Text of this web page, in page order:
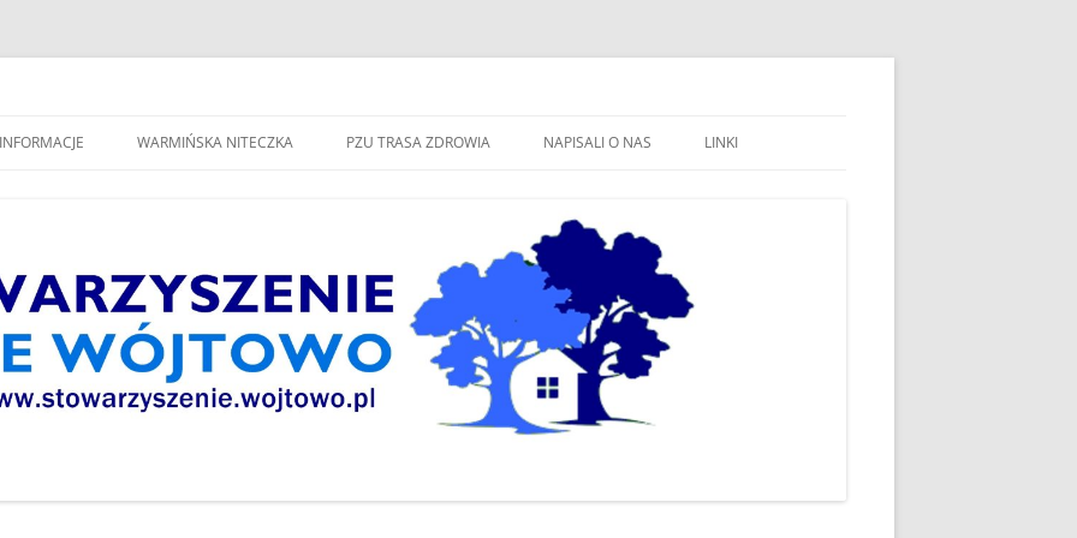
INFORMACJE WARMIŃSKA NITECZKA PZU TRASA ZDROWIA NAPISALI O NAS LINKI